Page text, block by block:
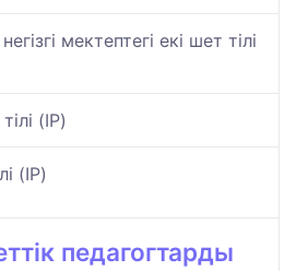
мектептегі екі шет тілі
(IP)
(IP)
педагогтарды